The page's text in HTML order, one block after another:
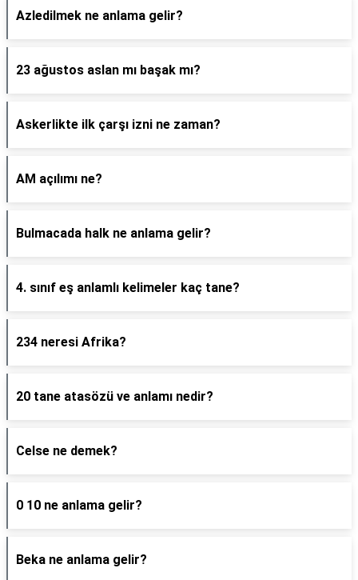
Azledilmek ne anlama gelir?
23 ağustos aslan mı başak mı?
Askerlikte ilk çarşı izni ne zaman?
AM açılımı ne?
Bulmacada halk ne anlama gelir?
4. sınıf eş anlamlı kelimeler kaç tane?
234 neresi Afrika?
20 tane atasözü ve anlamı nedir?
Celse ne demek?
0 10 ne anlama gelir?
Beka ne anlama gelir?